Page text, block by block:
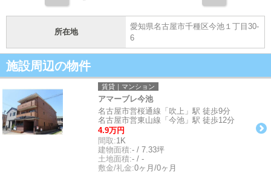
所在地
愛知県名古屋市千種区今池１丁目30-
6
施設周辺の物件
賃貸｜マンション
アマーブレ今池
名古屋市営桜通線「吹上」駅 徒歩9分
名古屋市営東山線「今池」駅 徒歩12分
4.9万円
間取:1K
建物面積:- / 7.33坪
土地面積:- / -
敷金/礼金:0ヶ月/0ヶ月